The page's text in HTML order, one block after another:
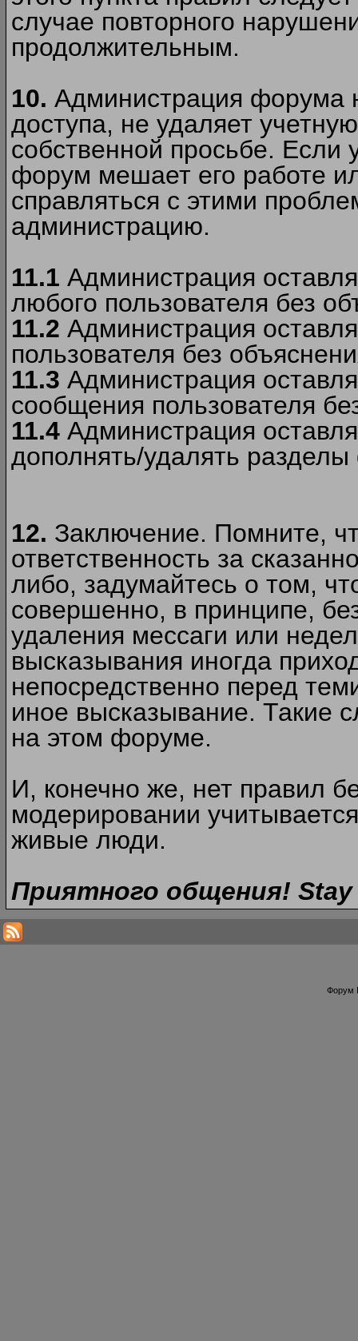
случае повторного
продолжительным.
10. Администрация форума
доступа, не удаляет
собственной просьбе. Если
форум мешает его работе
справляться с этими
администрацию.
11.1 Администрация
любого пользователя без
11.2 Администрация
пользователя без
11.3 Администрация
сообщения пользователя
11.4 Администрация
дополнять/удалять
12. Заключение. Помните,
ответственность за
либо, задумайтесь о том,
совершенно, в принципе,
удаления мессаги или
высказывания иногда
непосредственно перед
иное высказывание. Такие
на этом форуме.
И, конечно же, нет правил
модерировании
живые люди.
Приятного общения! Stay
Форум